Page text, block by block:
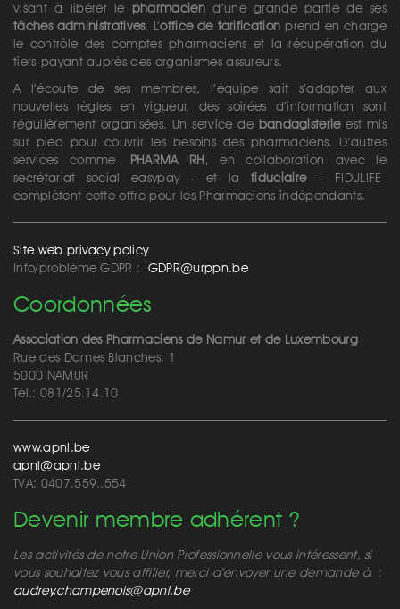
visant à libérer le pharmacien d’une grande partie de ses
tâches administratives. L’office de tarification prend en charge
le contrôle des comptes pharmaciens et la récupération du
tiers-payant auprès des organismes assureurs.
A l’écoute de ses membres, l’équipe sait s’adapter aux
nouvelles règles en vigueur, des soirées d’information sont
régulièrement organisées. Un service de bandagisterieest mis
sur pied pour couvrir les besoins des pharmaciens. D’autres
services comme PHARMA RH, en collaboration avec le
secrétariat social easypay - et lafiduciaire– FIDULIFE-
complètent cette offre pour les Pharmaciens indépendants.
Site web privacy policy
Info/problème GDPR : GDPR@urppn.be
Coordonnées
Association des Pharmaciens de Namur et de Luxembourg
Rue des Dames Blanches, 1
5000 NAMUR
Tél.: 081/25.14.10
www.apnl.be
apnl@apnl.be
TVA: 0407.559..554
Devenir membre adhérent ?
Les activités de notre Union Professionnelle vous intéressent, si
vous souhaitez vous affilier, merci d’envoyer une demande à :
audrey.champenois@apnl.be